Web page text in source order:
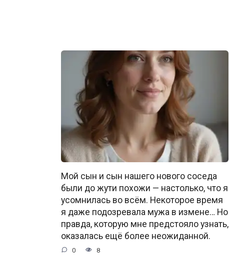
Мой сын и сын нашего нового соседа
были до жути похожи — настолько, что я
усомнилась во всём. Некоторое время
я даже подозревала мужа в измене… Но
правда, которую мне предстояло узнать,
оказалась ещё более неожиданной.
0 8